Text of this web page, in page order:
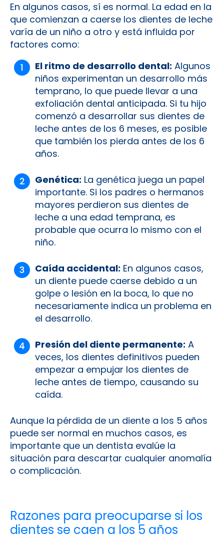
En algunos casos, sí es normal. La edad en la
que comienzan a caerse los dientes de leche
varía de un niño a otro y está influida por
factores como:
El ritmo de desarrollo dental: Algunos
niños experimentan un desarrollo más
temprano, lo que puede llevar a una
exfoliación dental anticipada. Si tu hijo
comenzó a desarrollar sus dientes de
leche antes de los 6 meses, es posible
que también los pierda antes de los 6
años.
Genética: La genética juega un papel
importante. Si los padres o hermanos
mayores perdieron sus dientes de
leche a una edad temprana, es
probable que ocurra lo mismo con el
niño.
Caída accidental: En algunos casos,
un diente puede caerse debido a un
golpe o lesión en la boca, lo que no
necesariamente indica un problema en
el desarrollo.
Presión del diente permanente: A
veces, los dientes definitivos pueden
empezar a empujar los dientes de
leche antes de tiempo, causando su
caída.
Aunque la pérdida de un diente a los 5 años
puede ser normal en muchos casos, es
importante que un dentista evalúe la
situación para descartar cualquier anomalía
o complicación.
Razones para preocuparse si los
dientes se caen a los 5 años